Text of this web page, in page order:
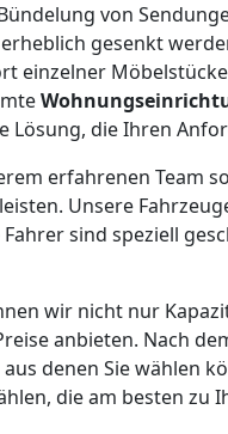
von
gesenkt
einzelner
Lösung, die Ihren
erfahrenen Team
Unsere
sind speziell
wir nicht nur
anbieten. Nach
denen Sie wählen
die am besten zu